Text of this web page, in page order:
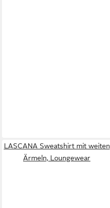
LASCANA Sweatshirt mit weiten
Ärmeln, Loungewear